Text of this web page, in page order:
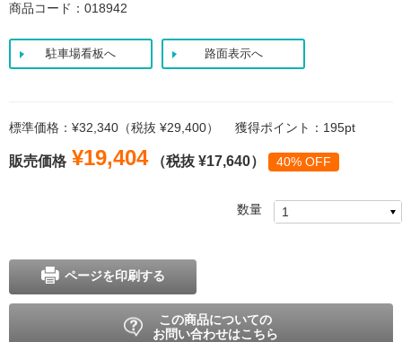
商品コード：018942
駐車場看板へ 路面表示へ
標準価格：¥32,340（税抜 ¥29,400） 獲得ポイント：195pt
販売価格 ¥19,404（税抜 ¥17,640） 40% OFF
数量
ページを印刷する
この商品についての
お問い合わせはこちら